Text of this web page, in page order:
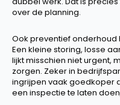
over de planning.
Ook preventief onderhoud
Een kleine storing, losse
lijkt misschien niet urgent,
zorgen. Zeker in
ingrijpen vaak goedkoper
een inspectie te laten